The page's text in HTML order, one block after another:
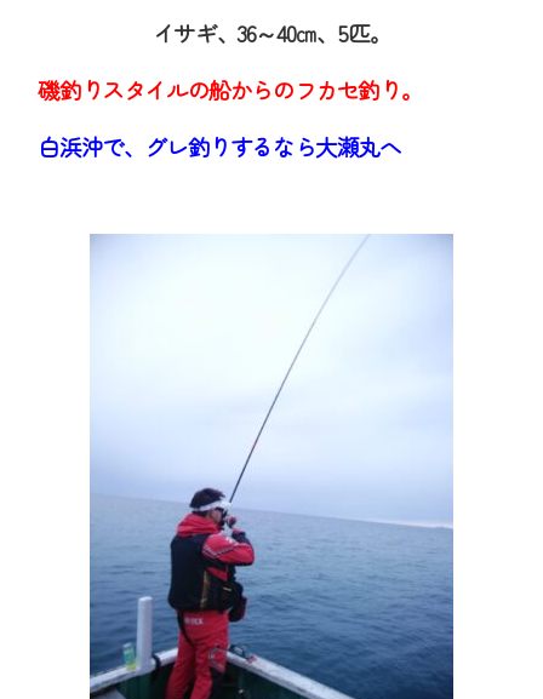
イサギ、36～40㎝、5匹。
磯釣りスタイルの船からのフカセ釣り。
白浜沖で、グレ釣りするなら大瀬丸へ